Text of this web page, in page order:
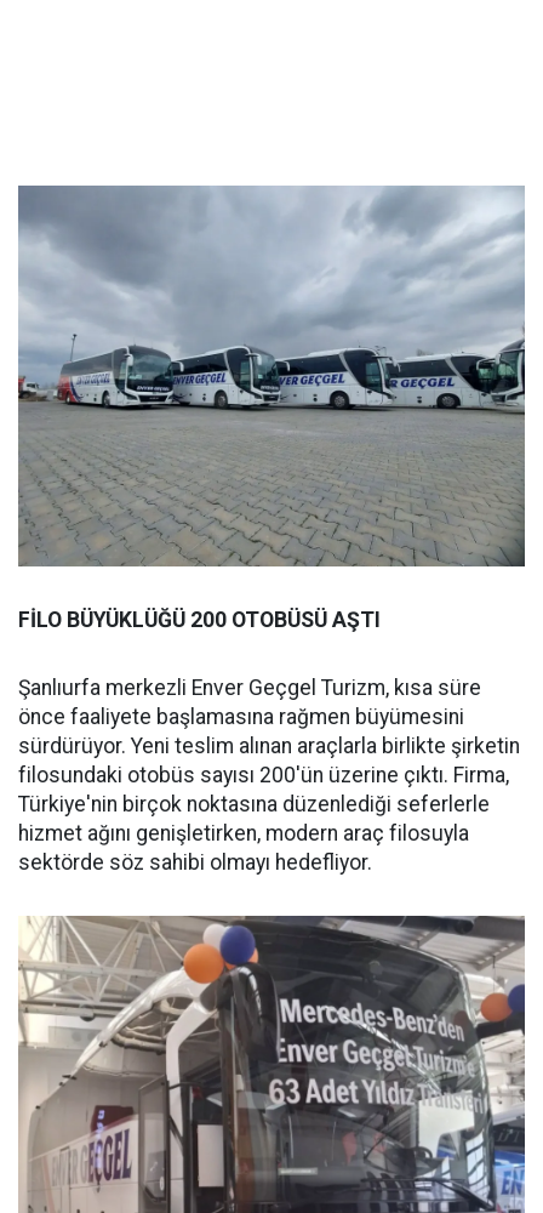
FİLO BÜYÜKLÜĞÜ 200 OTOBÜSÜ AŞTI
Şanlıurfa merkezli Enver Geçgel Turizm, kısa süre
önce faaliyete başlamasına rağmen büyümesini
sürdürüyor. Yeni teslim alınan araçlarla birlikte şirketin
filosundaki otobüs sayısı 200'ün üzerine çıktı. Firma,
Türkiye'nin birçok noktasına düzenlediği seferlerle
hizmet ağını genişletirken, modern araç filosuyla
sektörde söz sahibi olmayı hedefliyor.